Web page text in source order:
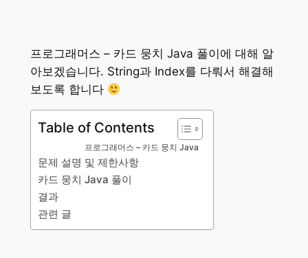
프로그래머스 – 카드 뭉치 Java 풀이에 대해 알
아보겠습니다. String과 Index를 다뤄서 해결해
보도록 합니다
Table of Contents
프로그래머스 – 카드 뭉치 Java
문제 설명 및 제한사항
카드 뭉치 Java 풀이
결과
관련 글